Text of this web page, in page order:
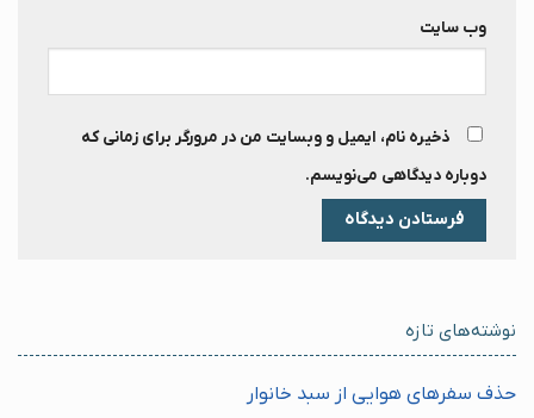
وب‌ سایت
ذخیره نام، ایمیل و وبسایت من در مرورگر برای زمانی که
دوباره دیدگاهی می‌نویسم.
نوشته‌های تازه
حذف سفرهای هوایی از سبد خانوار